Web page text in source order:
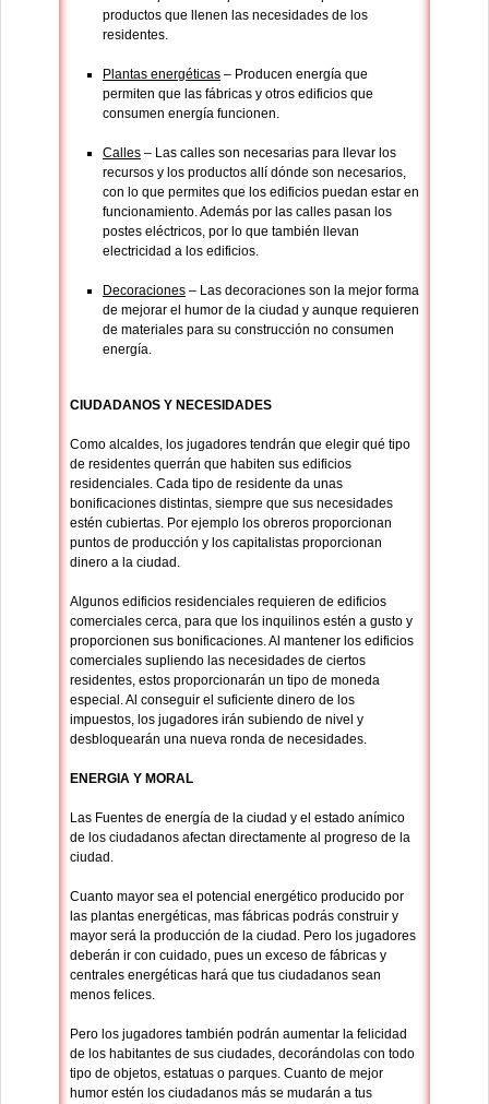
productos que llenen las necesidades de los
residentes.
Plantas energéticas – Producen energía que
permiten que las fábricas y otros edificios que
consumen energía funcionen.
Calles – Las calles son necesarias para llevar los
recursos y los productos allí dónde son necesarios,
con lo que permites que los edificios puedan estar en
funcionamiento. Además por las calles pasan los
postes eléctricos, por lo que también llevan
electricidad a los edificios.
Decoraciones – Las decoraciones son la mejor forma
de mejorar el humor de la ciudad y aunque requieren
de materiales para su construcción no consumen
energía.
CIUDADANOS Y NECESIDADES
Como alcaldes, los jugadores tendrán que elegir qué tipo
de residentes querrán que habiten sus edificios
residenciales. Cada tipo de residente da unas
bonificaciones distintas, siempre que sus necesidades
estén cubiertas. Por ejemplo los obreros proporcionan
puntos de producción y los capitalistas proporcionan
dinero a la ciudad.
Algunos edificios residenciales requieren de edificios
comerciales cerca, para que los inquilinos estén a gusto y
proporcionen sus bonificaciones. Al mantener los edificios
comerciales supliendo las necesidades de ciertos
residentes, estos proporcionarán un tipo de moneda
especial. Al conseguir el suficiente dinero de los
impuestos, los jugadores irán subiendo de nivel y
desbloquearán una nueva ronda de necesidades.
ENERGIA Y MORAL
Las Fuentes de energía de la ciudad y el estado anímico
de los ciudadanos afectan directamente al progreso de la
ciudad.
Cuanto mayor sea el potencial energético producido por
las plantas energéticas, mas fábricas podrás construir y
mayor será la producción de la ciudad. Pero los jugadores
deberán ir con cuidado, pues un exceso de fábricas y
centrales energéticas hará que tus ciudadanos sean
menos felices.
Pero los jugadores también podrán aumentar la felicidad
de los habitantes de sus ciudades, decorándolas con todo
tipo de objetos, estatuas o parques. Cuanto de mejor
humor estén los ciudadanos más se mudarán a tus